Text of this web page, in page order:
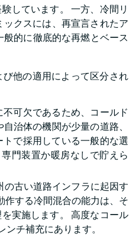
しています。 一方、冷間リ
クスには、再宣言されたア
的に徹底的な再燃とベース
他の適用によって区分され
可欠であるため、コールド
治体の機関が少量の道路、
で採用している一般的な選
門装置か暖房なしで貯えら
古い道路インフラに起因す
作する冷間混合の能力は、そ
実施します。 高度なコール
チ補充にあります。